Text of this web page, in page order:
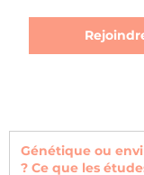
Génétique ou
? Ce que les